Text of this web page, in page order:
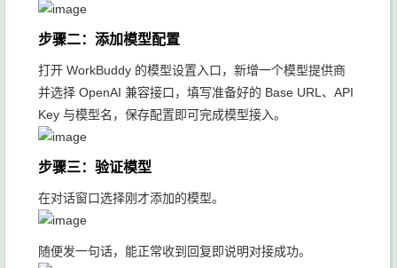
步骤二：添加模型配置
打开 WorkBuddy 的模型设置入口，新增一个模型提供商
并选择 OpenAI 兼容接口，填写准备好的 Base URL、API
Key 与模型名，保存配置即可完成模型接入。
步骤三：验证模型
在对话窗口选择刚才添加的模型。
随便发一句话，能正常收到回复即说明对接成功。